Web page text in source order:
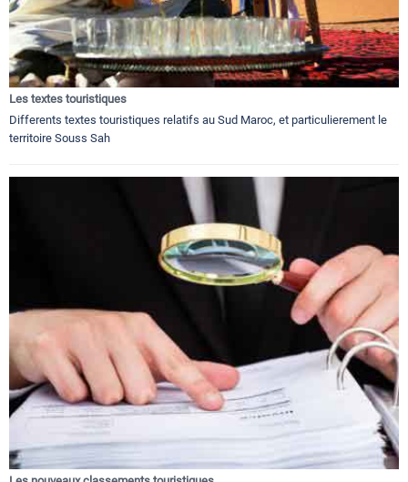
Les textes touristiques
Differents textes touristiques relatifs au Sud Maroc, et particulierement le
territoire Souss Sah